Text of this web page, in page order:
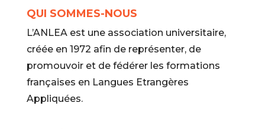
QUI SOMMES-NOUS
L’ANLEA est une association universitaire,
créée en 1972 afin de représenter, de
promouvoir et de fédérer les formations
françaises en Langues Etrangères
Appliquées.